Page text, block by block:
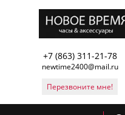
+7 (863) 311-21-78
newtime2400@mail.ru
Перезвоните мне!